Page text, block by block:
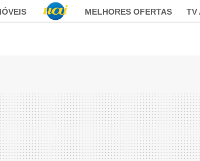
MELHORES OFERTAS TV